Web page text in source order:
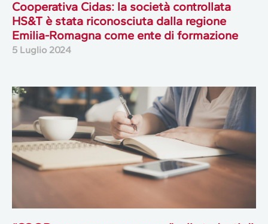
Cooperativa Cidas: la società controllata
HS&T è stata riconosciuta dalla regione
Emilia-Romagna come ente di formazione
5 Luglio 2024